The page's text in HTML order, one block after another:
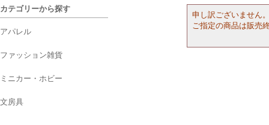
申し訳ございません
ご指定の商品は販売
カテゴリーから探す
アパレル
ファッション雑貨
ミニカー・ホビー
文房具